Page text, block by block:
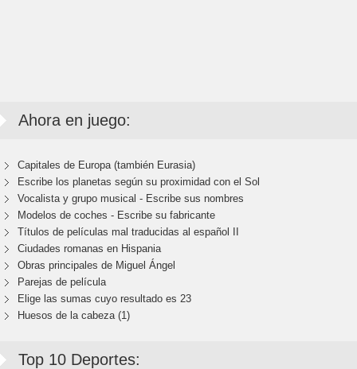
Ahora en juego:
Capitales de Europa (también Eurasia)
Escribe los planetas según su proximidad con el Sol
Vocalista y grupo musical - Escribe sus nombres
Modelos de coches - Escribe su fabricante
Títulos de películas mal traducidas al español II
Ciudades romanas en Hispania
Obras principales de Miguel Ángel
Parejas de película
Elige las sumas cuyo resultado es 23
Huesos de la cabeza (1)
Top 10 Deportes: